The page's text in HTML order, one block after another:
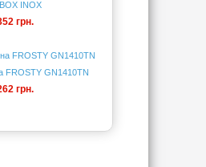
INOX
грн.
FROSTY GN1410TN
грн.